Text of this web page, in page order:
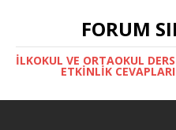
FORUM
İLKOKUL VE ORTAOKUL
ETKINLIK